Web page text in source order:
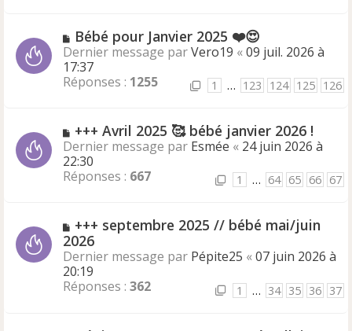
Bébé pour Janvier 2025 ❤️😍
Dernier message parVero19 «09 juil. 2026 à
17:37
Réponses : 1255 1 … 123 124 125 126
+++ Avril 2025 🥰 bébé janvier 2026 !
Dernier message par Esmée « 24 juin 2026 à
22:30
Réponses : 667 1 … 64 65 66 67
+++ septembre 2025 // bébé mai/juin
2026
Dernier message par Pépite25 «07 juin 2026 à
20:19
Réponses : 362 1 … 34 35 36 37